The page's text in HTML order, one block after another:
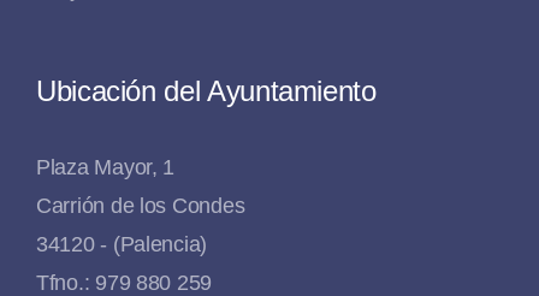
Ubicación del Ayuntamiento
Plaza Mayor, 1
Carrión de los Condes
34120 - (Palencia)
Tfno.: 979 880 259